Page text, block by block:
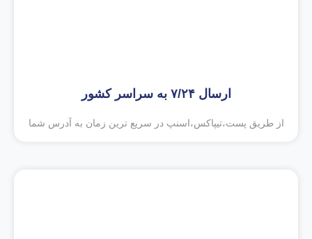
ارسال ۷/۲۴ به سراسر کشور
از طریق پست،تیپاکس،اسنپ در سریع ترین زمان به آدرس شما